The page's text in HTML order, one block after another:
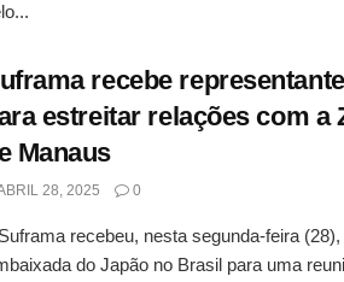
recebe
estreitar relações com a
Manaus
28, 2025 0
recebeu, nesta segunda-feira
do Japão no Brasil para uma